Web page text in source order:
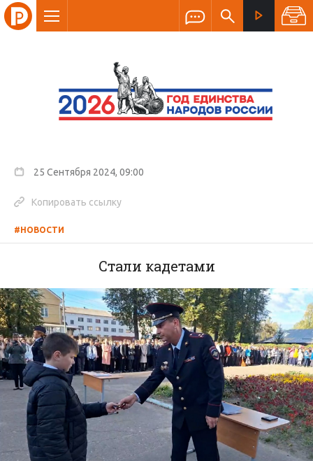
25 Сентября 2024, 09:00
Копировать ссылку
#НОВОСТИ
Стали кадетами